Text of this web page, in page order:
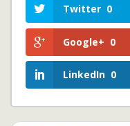
Twitter 0
Google+ 0
LinkedIn 0